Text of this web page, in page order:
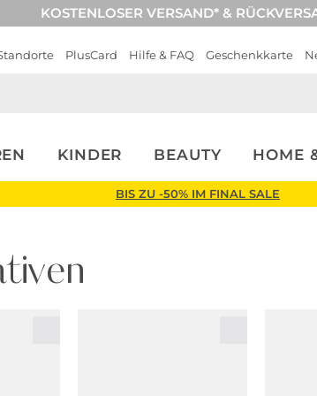
KOSTENLOSER VERSAND* &
PlusCard Hilfe & FAQ Geschenkkarte
KINDER BEAUTY HOME
BIS ZU -50% IM FINAL SALE